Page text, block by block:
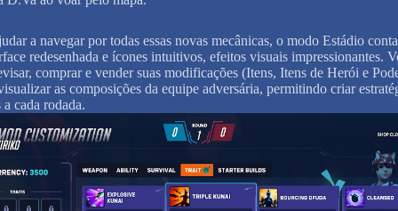
a navegar por todas essas novas mecânicas, o modo Estádio
redesenhada e ícones intuitivos, efeitos visuais impressionantes.
comprar e vender suas modificações (Itens, Itens de Herói e
as composições da equipe adversária, permitindo criar
a cada rodada.